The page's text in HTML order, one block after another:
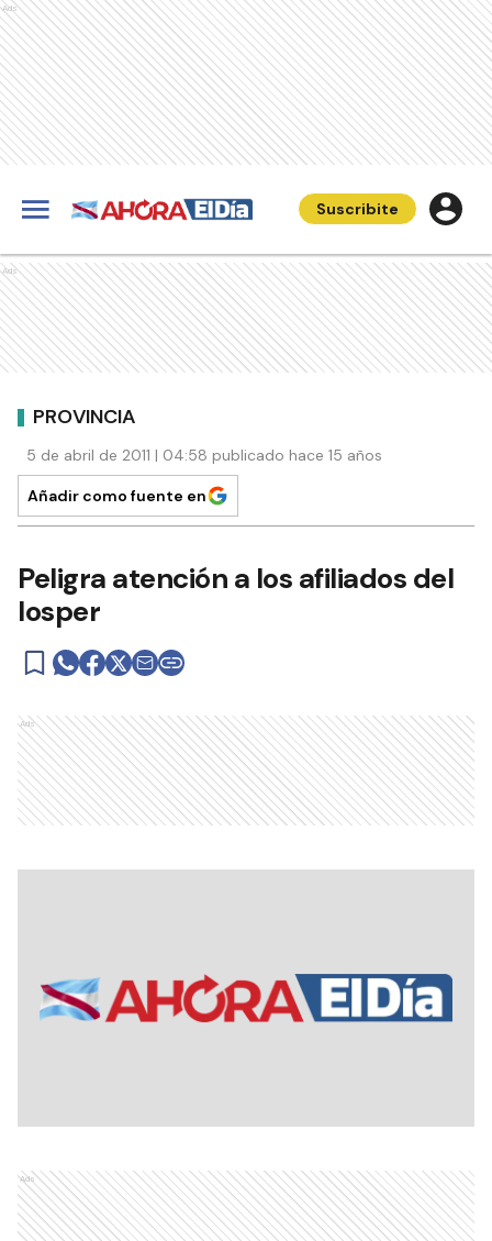
Ads
Suscribite
Ads
PROVINCIA
5 de abril de 2011 | 04:58 publicado hace 15 años
Añadir como fuente en
Peligra atención a los afiliados del
Iosper
Ads
Ads